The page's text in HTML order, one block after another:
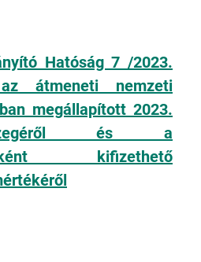
Hatóság 7 /2023.
átmeneti nemzeti
megállapított 2023.
és a
kifizethető